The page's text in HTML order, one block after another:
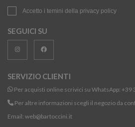
Accetto i temini della privacy policy
SEGUICI SU
SERVIZIO CLIENTI
Per acquisti online scrivici su WhatsApp: +39
Per altre informazioni scegli il negozio da
Email: web@bartoccini.it